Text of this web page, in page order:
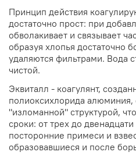
Принцип действия
достаточно прост: при
обволакивает и связывает
образуя хлопья достаточно
удаляются фильтрами. Вода
чистой.
Эквиталл - коагулянт,
полиоксихлорида алюминия,
"изломанной" структурой,
сроки: от трех до
посторонние примеси и
образовавшиеся и после